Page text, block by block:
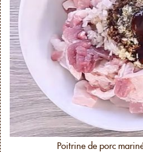
Poitrine de porc